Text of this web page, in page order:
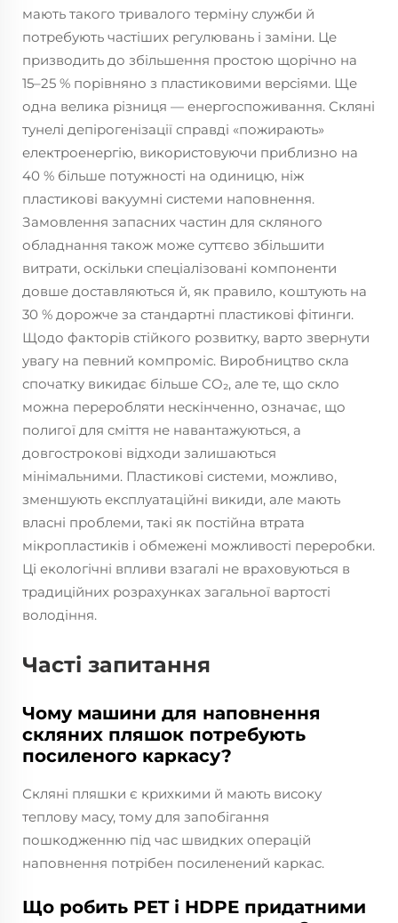
мають такого тривалого терміну служби й
потребують частіших регулювань і заміни. Це
призводить до збільшення простою щорічно на
15–25 % порівняно з пластиковими версіями. Ще
одна велика різниця — енергоспоживання. Скляні
тунелі депірогенізації справді «пожирають»
електроенергію, використовуючи приблизно на
40 % більше потужності на одиницю, ніж
пластикові вакуумні системи наповнення.
Замовлення запасних частин для скляного
обладнання також може суттєво збільшити
витрати, оскільки спеціалізовані компоненти
довше доставляються й, як правило, коштують на
30 % дорожче за стандартні пластикові фітинги.
Щодо факторів стійкого розвитку, варто звернути
увагу на певний компроміс. Виробництво скла
спочатку викидає більше CO₂, але те, що скло
можна переробляти нескінченно, означає, що
полигої для сміття не навантажуються, а
довгострокові відходи залишаються
мінімальними. Пластикові системи, можливо,
зменшують експлуатаційні викиди, але мають
власні проблеми, такі як постійна втрата
мікропластиків і обмежені можливості переробки.
Ці екологічні впливи взагалі не враховуються в
традиційних розрахунках загальної вартості
володіння.
Часті запитання
Чому машини для наповнення
скляних пляшок потребують
посиленого каркасу?
Скляні пляшки є крихкими й мають високу
теплову масу, тому для запобігання
пошкодженню під час швидких операцій
наповнення потрібен посиленений каркас.
Що робить PET і HDPE придатними